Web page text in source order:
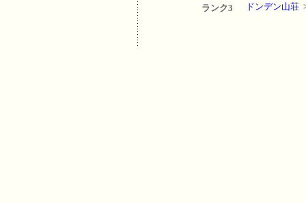
ランク3 ドンデン山荘